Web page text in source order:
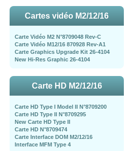
Cartes vidéo M2/12/16
Carte Vidéo M2 N°8709048 Rev-C
Carte Vidéo M12/16 870928 Rev-A1
Carte Graphics Upgrade Kit 26-4104
New Hi-Res Graphic 26-4104
Carte HD M2/12/16
Carte HD Type I Model II N°8709200
Carte HD Type II N°8709295
New Carte HD Type II
Carte HD N°8709474
Carte Interface DOM M2/12/16
Interface MFM Type 4